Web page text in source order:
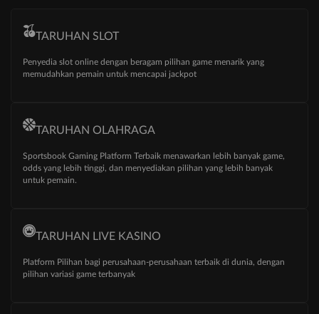
TARUHAN SLOT
Penyedia slot online dengan beragam pilihan game menarik yang
memudahkan pemain untuk mencapai jackpot
TARUHAN OLAHRAGA
Sportsbook Gaming Platform Terbaik menawarkan lebih banyak game,
odds yang lebih tinggi, dan menyediakan pilihan yang lebih banyak
untuk pemain.
TARUHAN LIVE KASINO
Platform Pilihan bagi perusahaan-perusahaan terbaik di dunia, dengan
pilihan variasi game terbanyak